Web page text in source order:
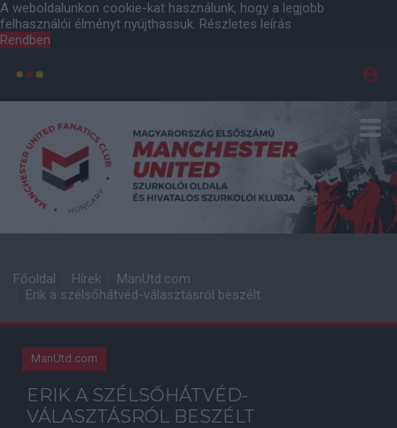
A weboldalunkon cookie-kat használunk, hogy a legjobb
felhasználói élményt nyújthassuk. Részletes leírás
Rendben
Főoldal Hírek
ManUtd.com
Erik a szélsőhátvéd-választásról beszélt
ManUtd.com
ERIK A SZÉLSŐHÁTVÉD-
VÁLASZTÁSRÓL BESZÉLT